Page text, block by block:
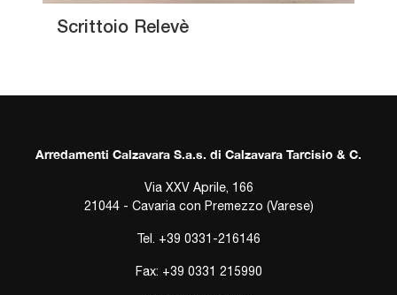
Scrittoio Relevè
Arredamenti Calzavara S.a.s. di Calzavara Tarcisio & C.
Via XXV Aprile, 166
21044 - Cavaria con Premezzo (Varese)
Tel. +39 0331-216146
Fax: +39 0331 215990